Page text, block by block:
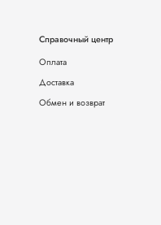
Справочный центр
Оплата
Доставка
Обмен и возврат